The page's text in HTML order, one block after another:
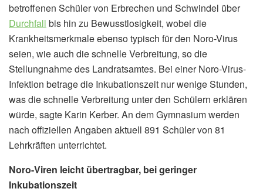
betroffenen Schüler von Erbrechen und Schwindel über
Durchfall bis hin zu Bewusstlosigkeit, wobei die
Krankheitsmerkmale ebenso typisch für den Noro-Virus
seien, wie auch die schnelle Verbreitung, so die
Stellungnahme des Landratsamtes. Bei einer Noro-Virus-
Infektion betrage die Inkubationszeit nur wenige Stunden,
was die schnelle Verbreitung unter den Schülern erklären
würde, sagte Karin Kerber. An dem Gymnasium werden
nach offiziellen Angaben aktuell 891 Schüler von 81
Lehrkräften unterrichtet.
Noro-Viren leicht übertragbar, bei geringer
Inkubationszeit